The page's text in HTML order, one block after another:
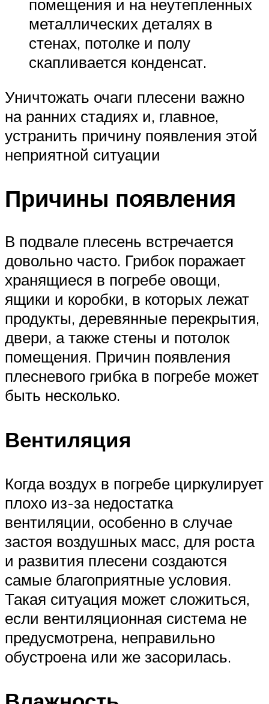
помещения и на неутепленных
металлических деталях в
стенах, потолке и полу
скапливается конденсат.
Уничтожать очаги плесени важно
на ранних стадиях и, главное,
устранить причину появления этой
неприятной ситуации
Причины появления
В подвале плесень встречается
довольно часто. Грибок поражает
хранящиеся в погребе овощи,
ящики и коробки, в которых лежат
продукты, деревянные перекрытия,
двери, а также стены и потолок
помещения. Причин появления
плесневого грибка в погребе может
быть несколько.
Вентиляция
Когда воздух в погребе циркулирует
плохо из-за недостатка
вентиляции, особенно в случае
застоя воздушных масс, для роста
и развития плесени создаются
самые благоприятные условия.
Такая ситуация может сложиться,
если вентиляционная система не
предусмотрена, неправильно
обустроена или же засорилась.